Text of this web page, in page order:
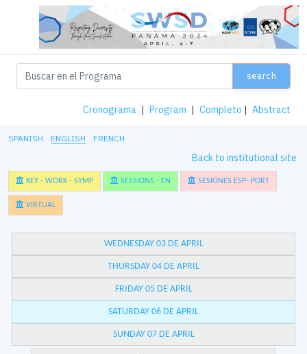
search
Cronograma | Program | Completo | Abstract
SPANISH ENGLISH FRENCH
Back to institutional site
KEY - WORK - SYMP SESSIONS - EN SESIONES ESP- PORT
VIRTUAL
WEDNESDAY 03 DE APRIL
THURSDAY 04 DE APRIL
FRIDAY 05 DE APRIL
SATURDAY 06 DE APRIL
SUNDAY 07 DE APRIL